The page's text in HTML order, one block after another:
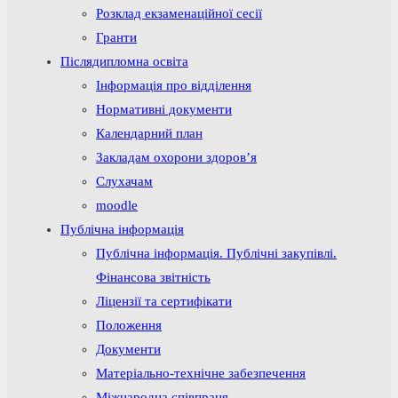
Розклад екзаменаційної сесії
Гранти
Післядипломна освіта
Інформація про відділення
Нормативні документи
Календарний план
Закладам охорони здоров’я
Слухачам
moodle
Публічна інформація
Публічна інформація. Публічні закупівлі.
Фінансова звітність
Ліцензії та сертифікати
Положення
Документи
Матеріально-технічне забезпечення